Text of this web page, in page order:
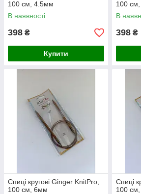
100 см, 4.5мм
В наявності
398 ₴
Купити
100
В
398 ₴
Спиці кругові Ginger KnitPro,
100 см, 6мм
Спиці
100